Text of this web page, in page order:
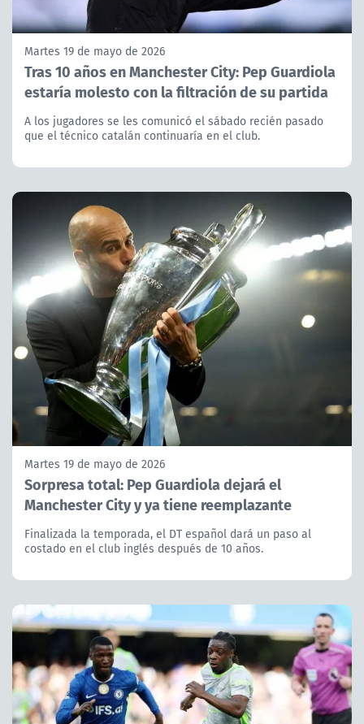
Martes 19 de mayo de 2026
Tras 10 años en Manchester City: Pep Guardiola
estaría molesto con la filtración de su partida
A los jugadores se les comunicó el sábado recién pasado
que el técnico catalán continuaría en el club.
Martes 19 de mayo de 2026
Sorpresa total: Pep Guardiola dejará el
Manchester City y ya tiene reemplazante
Finalizada la temporada, el DT español dará un paso al
costado en el club inglés después de 10 años.